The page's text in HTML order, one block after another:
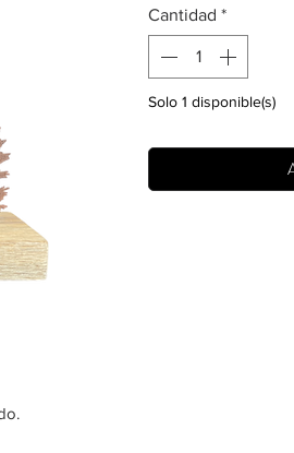
Cantidad *
Solo 1 disponible(s)